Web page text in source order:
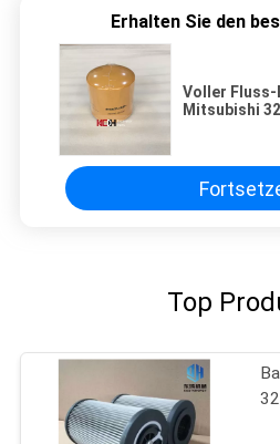
Erhalten Sie den
Voller
Mitsubishi
Top